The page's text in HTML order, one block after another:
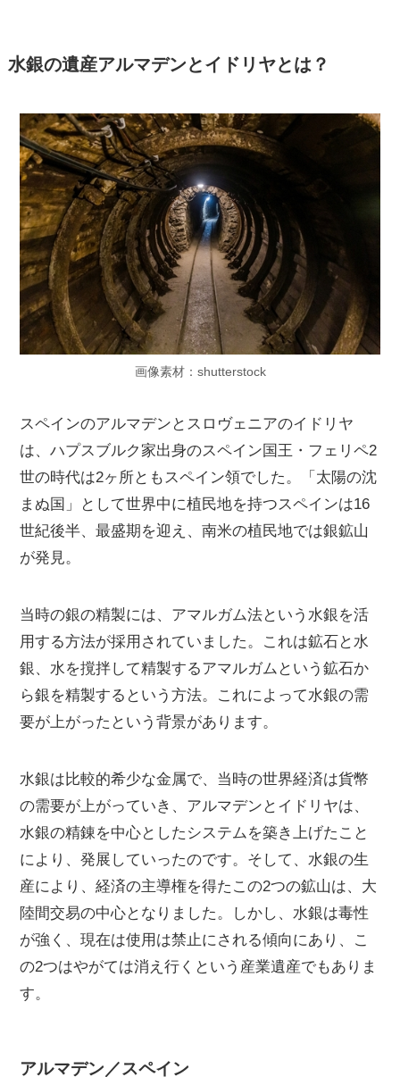
水銀の遺産アルマデンとイドリヤとは？
画像素材：shutterstock
スペインのアルマデンとスロヴェニアのイドリヤ
は、ハプスブルク家出身のスペイン国王・フェリペ2
世の時代は2ヶ所ともスペイン領でした。「太陽の沈
まぬ国」として世界中に植民地を持つスペインは16
世紀後半、最盛期を迎え、南米の植民地では銀鉱山
が発見。
当時の銀の精製には、アマルガム法という水銀を活
用する方法が採用されていました。これは鉱石と水
銀、水を撹拌して精製するアマルガムという鉱石か
ら銀を精製するという方法。これによって水銀の需
要が上がったという背景があります。
水銀は比較的希少な金属で、当時の世界経済は貨幣
の需要が上がっていき、アルマデンとイドリヤは、
水銀の精錬を中心としたシステムを築き上げたこと
により、発展していったのです。そして、水銀の生
産により、経済の主導権を得たこの2つの鉱山は、大
陸間交易の中心となりました。しかし、水銀は毒性
が強く、現在は使用は禁止にされる傾向にあり、こ
の2つはやがては消え行くという産業遺産でもありま
す。
アルマデン／スペイン